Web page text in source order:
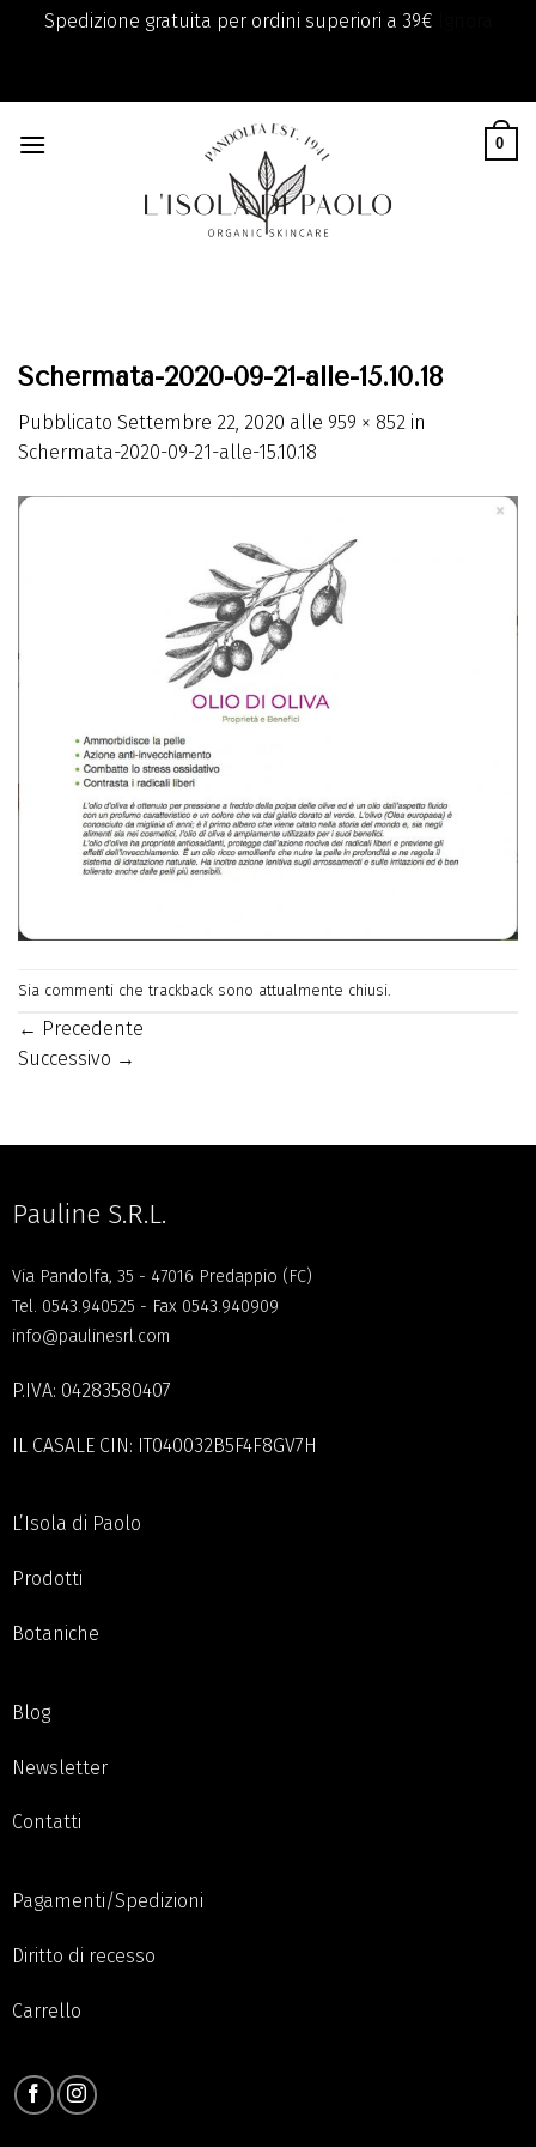
Spedizione gratuita per ordini superiori a 39€
content
0
Schermata-2020-09-21-alle-15.10.18
Pubblicato Settembre 22, 2020 alle 959 × 852 in
Schermata-2020-09-21-alle-15.10.18
Sia commenti che trackback sono attualmente chiusi.
← Precedente
Successivo →
Pauline S.R.L.
Via Pandolfa, 35 - 47016 Predappio (FC)
Tel. 0543.940525 - Fax 0543.940909
info@paulinesrl.com
P.IVA: 04283580407
IL CASALE CIN: IT040032B5F4F8GV7H
L’Isola di Paolo
Prodotti
Botaniche
Blog
Newsletter
Contatti
Pagamenti/Spedizioni
Diritto di recesso
Carrello